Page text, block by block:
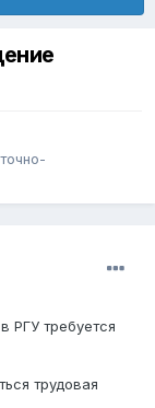
РГУ требуется
трудовая